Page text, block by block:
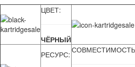
ЦВЕТ:
ЧЁРНЫЙ
РЕСУРС: